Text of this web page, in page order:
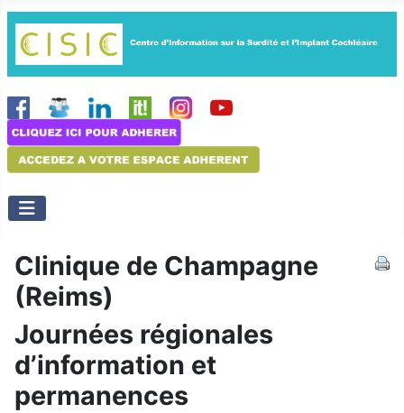
Clinique de Champagne
(Reims)
Journées régionales
d’information et
permanences